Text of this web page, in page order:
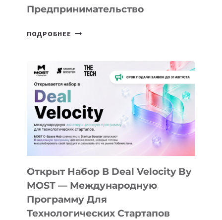
Предпринимательство
ПОДРОБНЕЕ ОТ
АЛМАТЫ:
КАК
AI
YOUTH
CAMP
ДАЛ
30
ПОДРОСТКАМ
БИЛЕТ
В
ПРЕДПРИНИМАТЕЛЬСТВО
Открыт Набор В Deal Velocity By
MOST — Международную
Программу Для
Технологических Стартапов